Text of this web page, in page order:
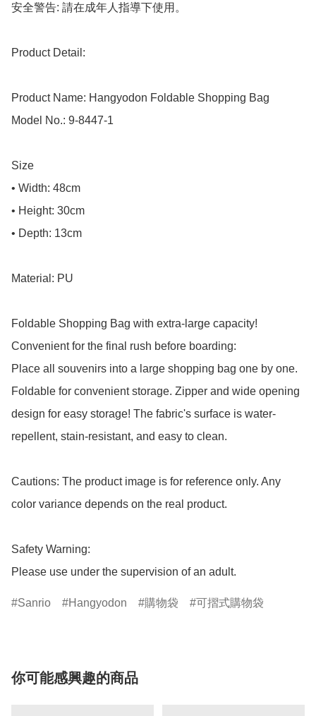
安全警告: 請在成年人指導下使用。
Product Detail:
Product Name: Hangyodon Foldable Shopping Bag
Model No.: 9-8447-1
Size
• Width: 48cm
• Height: 30cm
• Depth: 13cm
Material: PU
Foldable Shopping Bag with extra-large capacity!
Convenient for the final rush before boarding:
Place all souvenirs into a large shopping bag one by one.
Foldable for convenient storage. Zipper and wide opening
design for easy storage! The fabric's surface is water-
repellent, stain-resistant, and easy to clean.
Cautions: The product image is for reference only. Any
color variance depends on the real product.
Safety Warning:
Please use under the supervision of an adult.
Sanrio Hangyodon 購物袋 可摺式購物袋
你可能感興趣的商品